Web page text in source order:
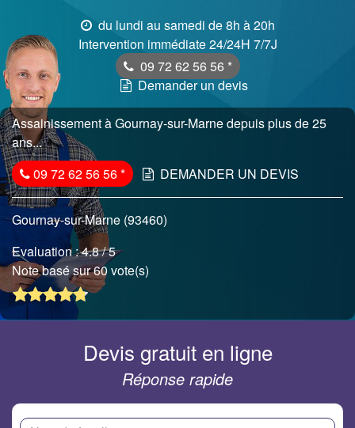
du lundi au samedi de 8h à 20h
Intervention immédiate 24/24H 7/7J
09 72 62 56 56 *
Demander un devis
Assainissement à Gournay-sur-Marne depuis plus de 25
ans...
09 72 62 56 56* DEMANDER UN DEVIS
Gournay-sur-Marne (93460)
Evaluation :4.8/ 5
Note basé sur 60 vote(s)
Devis gratuit en ligne
Réponse rapide